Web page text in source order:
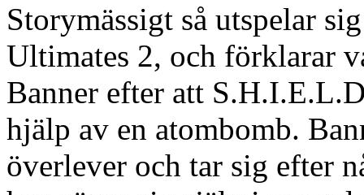
Storymässigt så utspelar
Ultimates 2, och förklarar
Banner efter att
hjälp av en atombomb.
överlever och tar sig efter